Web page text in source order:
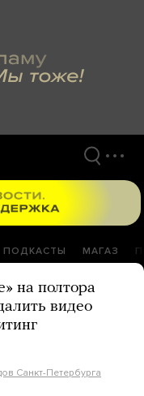
ПОДКАСТЫ МАГАЗ
на полтора
видео
Санкт-Петербурга